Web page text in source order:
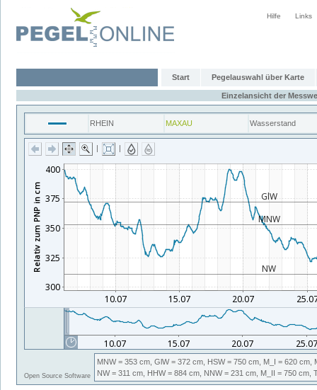
Hilfe Links
Start Pegelauswahl über Karte
Einzelansicht der
RHEIN MAXAU Wasserstand
| |
Open Source Software
MNW= 353 cm, GlW= 372 cm, HSW= 750 cm, M_I = 620 cm,
NW= 311 cm, HHW= 884 cm, NNW= 231 cm, M_II = 750 cm,